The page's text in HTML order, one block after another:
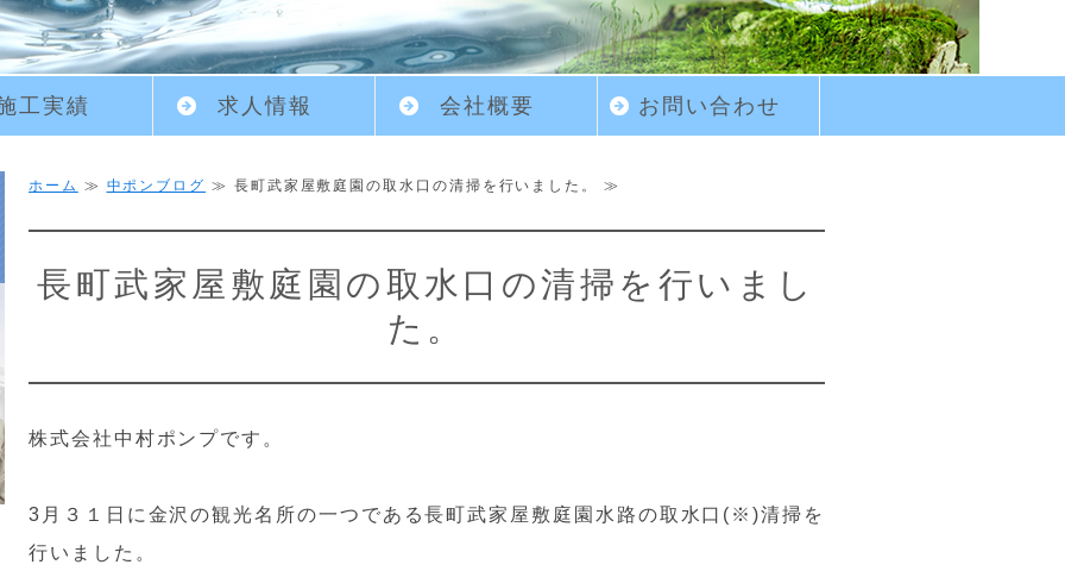
工実績 求人情報 会社概要 お問い合わせ
ホーム ≫ 中ポンブログ ≫ 長町武家屋敷庭園の取水口の清掃を行いました。 ≫
長町武家屋敷庭園の取水口の清掃を行いまし
た。
株式会社中村ポンプです。
3月３１日に金沢の観光名所の一つである長町武家屋敷庭園水路の取水口(※)清掃を
行いました。